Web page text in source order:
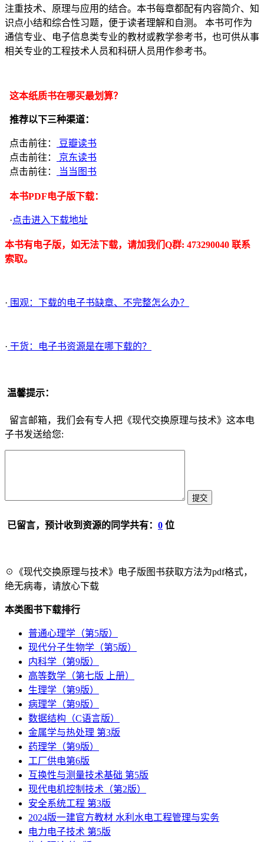
注重技术、原理与应用的结合。本书每章都配有内容简介、知
识点小结和综合性习题，便于读者理解和自测。 本书可作为
通信专业、电子信息类专业的教材或教学参考书，也可供从事
相关专业的工程技术人员和科研人员用作参考书。
这本纸质书在哪买最划算？
推荐以下三种渠道：
点击前往：
豆瓣读书
点击前往：
京东读书
点击前往：
当当图书
本书PDF电子版下载：
·点击进入下载地址
本书有电子版，如无法下载，请加我们Q群: 473290040 联系
索取。
· 围观：下载的电子书缺章、不完整怎么办？
· 干货：电子书资源是在哪下载的？
温馨提示：
留言邮箱，我们会有专人把《现代交换原理与技术》这本电
子书发送给您:
已留言，预计收到资源的同学共有： 0 位
☉《现代交换原理与技术》电子版图书获取方法为pdf格式，
绝无病毒，请放心下载
本类图书下载排行
普通心理学（第5版）
现代分子生物学（第5版）
内科学（第9版）
高等数学（第七版 上册）
生理学（第9版）
病理学（第9版）
数据结构（C语言版）
金属学与热处理 第3版
药理学（第9版）
工厂供电第6版
互换性与测量技术基础 第5版
现代电机控制技术（第2版）
安全系统工程 第3版
2024版一建官方教材 水利水电工程管理与实务
电力电子技术 第5版